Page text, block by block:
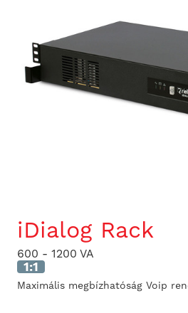
iDialog Rack
600 - 1200 VA
1:1
Maximális megbízhatóság Voip